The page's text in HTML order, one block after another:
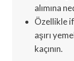
alımına
Özellikle
aşırı
kaçının.